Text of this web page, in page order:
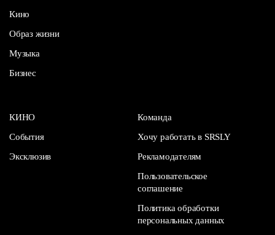
Кино
Образ жизни
Музыка
Бизнес
КИНО
События
Эксклюзив
Команда
Хочу работать в SRSLY
Рекламодателям
Пользовательское
соглашение
Политика обработки
персональных данных